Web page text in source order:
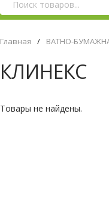
Главная / ВАТНО-
КЛИНЕКС
Товары не найдены.